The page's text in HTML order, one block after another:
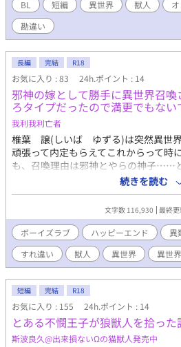
BL 短編 異世界 獣人
勘違い
長編 完結 R18
お気に入り : 83 24h.ポイント : 14
邪神の嫁として勝手に異世界召喚
ろタイプだったので満更でもない
我利我利亡者
椎葉 譲(しいば ゆずる)は突然異世
頑張って内定もらえてこれからって
も、召喚理由は邪神とやらの神子……
か。こっちの世界の人間が皆嫌がるか
した? ふざけんな! そんなの俺も嫌
に戻すよう主張する譲だったが、騒
一目見て、おもわず大声で叫ぶ。「き
猫の獣人で、何を隠そう譲は重度のケ
からあまりいい扱いを受けていないせ
ていたが、そんな事は一切気にせず熱
「大好き! 結婚しよ!」「早く元の世
遣り取りが繰り返される。果たして譲
できるのか!? 孤独な邪神でもある黒猫
あるおチャラけ根明
続きを読む
文字数 116,930 最終
ボーイズラブ ハッピーエンド 異
すれ違い
獣人 異世界 異世
短編 完結 R18
お気に入り : 155 24h.ポイント : 14
とある不憫王子が狼獣人を拾った
斯波良久@出来損ないΩの猫獣人発売中